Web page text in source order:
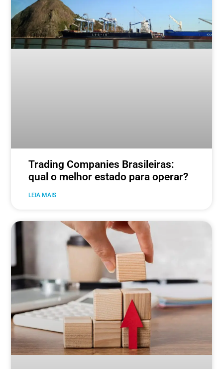
Trading Companies Brasileiras:
qual o melhor estado para operar?
LEIA MAIS